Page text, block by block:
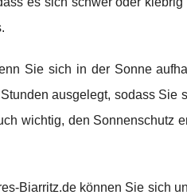
Sie sich in der Sonne
ausgelegt, sodass Sie
wichtig, den Sonnenschutz
Biarritz.de können Sie sich